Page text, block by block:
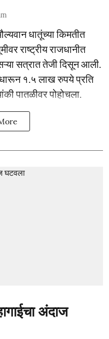
धातूंच्या किमतीत
राष्ट्रीय राजधानीत
सत्रात तेजी दिसून आली.
१.५ लाख रुपये प्रति
पातळीवर पोहोचला.
अंदाज